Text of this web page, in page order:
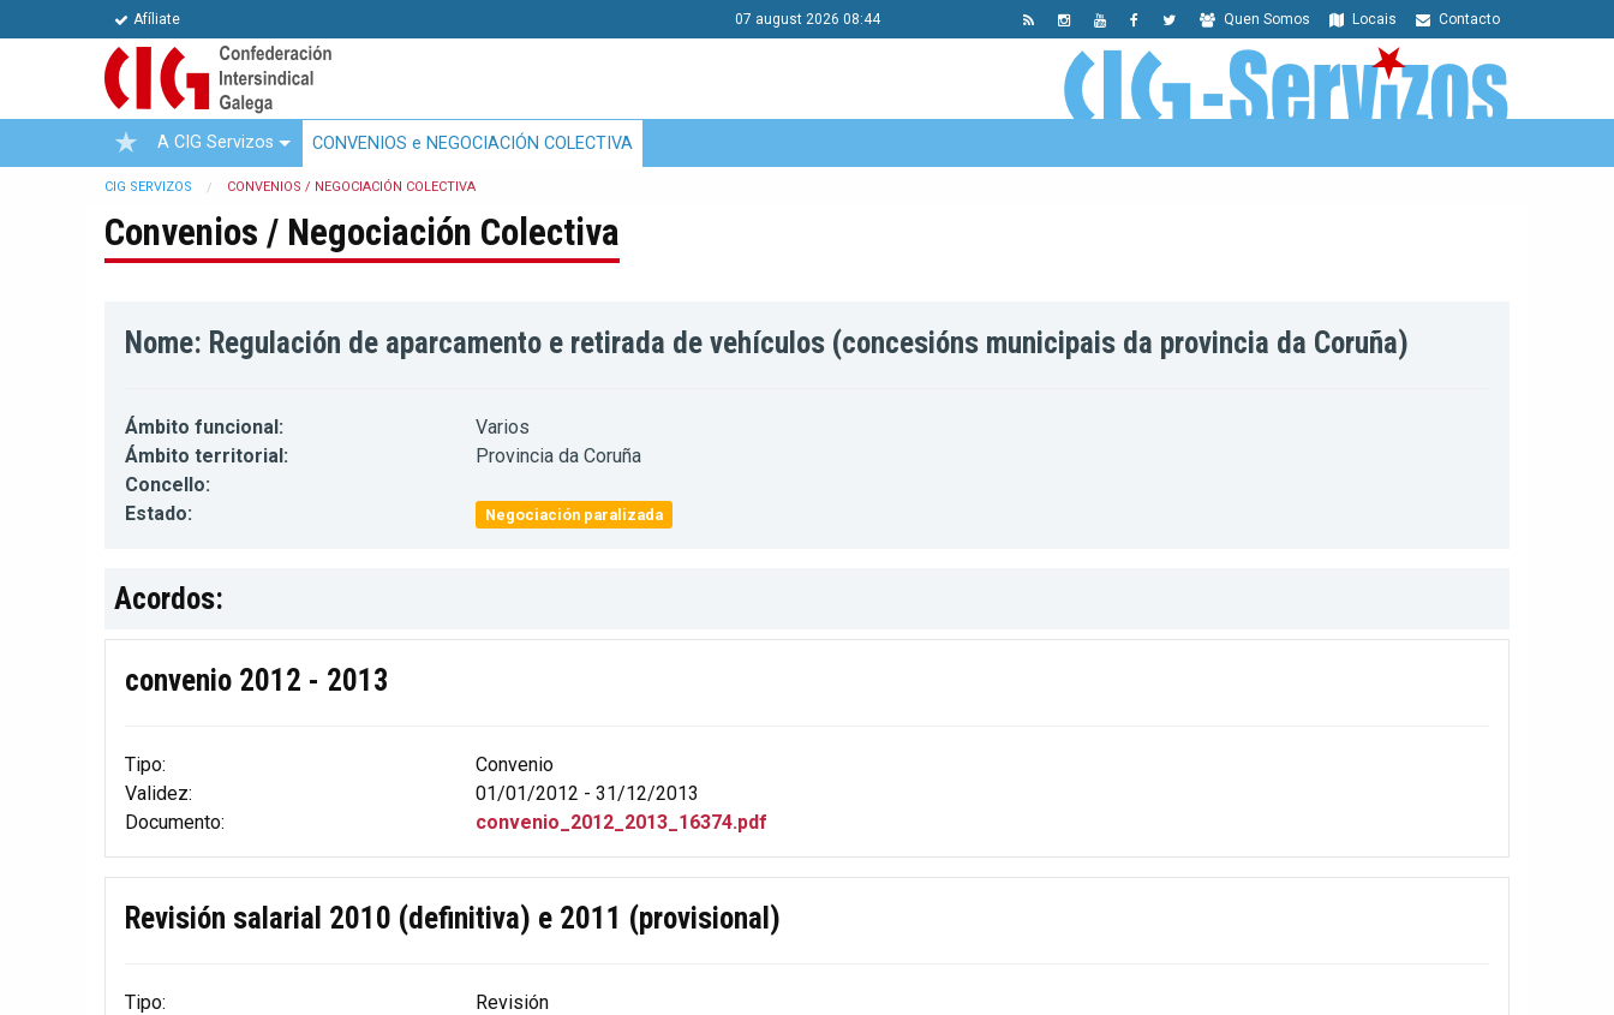
Afíliate 07 august 2026 08:44 Contacto
Locais
Quen Somos
A CIG Servizos CONVENIOS e NEGOCIACIÓN COLECTIVA
CIG SERVIZOS CONVENIOS / NEGOCIACIÓN COLECTIVA
Convenios / Negociación Colectiva
Nome: Regulación de aparcamento e retirada de vehículos (concesións municipais da provincia da Coruña)
Ámbito funcional:
Varios
Ámbito territorial:
Provincia da Coruña
Concello:
Estado:
Negociación paralizada
Acordos:
convenio 2012 - 2013
Tipo:
Convenio
Validez:
01/01/2012 - 31/12/2013
Documento:
convenio_2012_2013_16374.pdf
Revisión salarial 2010 (definitiva) e 2011 (provisional)
Tipo:
Revisión